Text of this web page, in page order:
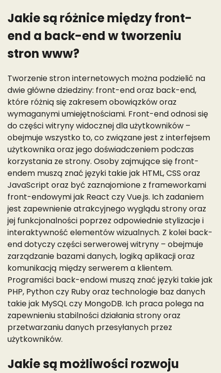
Jakie są różnice między front-
end a back-end w tworzeniu
stron www?
Tworzenie stron internetowych można podzielić na
dwie główne dziedziny: front-end oraz back-end,
które różnią się zakresem obowiązków oraz
wymaganymi umiejętnościami. Front-end odnosi się
do części witryny widocznej dla użytkowników –
obejmuje wszystko to, co związane jest z interfejsem
użytkownika oraz jego doświadczeniem podczas
korzystania ze strony. Osoby zajmujące się front-
endem muszą znać języki takie jak HTML, CSS oraz
JavaScript oraz być zaznajomione z frameworkami
front-endowymi jak React czy Vue.js. Ich zadaniem
jest zapewnienie atrakcyjnego wyglądu strony oraz
jej funkcjonalności poprzez odpowiednie stylizacje i
interaktywność elementów wizualnych. Z kolei back-
end dotyczy części serwerowej witryny – obejmuje
zarządzanie bazami danych, logiką aplikacji oraz
komunikacją między serwerem a klientem.
Programiści back-endowi muszą znać języki takie jak
PHP, Python czy Ruby oraz technologie baz danych
takie jak MySQL czy MongoDB. Ich praca polega na
zapewnieniu stabilności działania strony oraz
przetwarzaniu danych przesyłanych przez
użytkowników.
Jakie są możliwości rozwoju